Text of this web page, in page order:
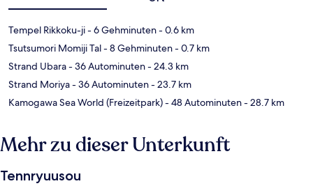
Tempel Rikkoku-ji- 6 Gehminuten- 0.6 km
Tsutsumori Momiji Tal- 8 Gehminuten- 0.7 km
Strand Ubara- 36 Autominuten- 24.3 km
Strand Moriya- 36 Autominuten- 23.7 km
Kamogawa Sea World (Freizeitpark)- 48 Autominuten- 28.7 km
Mehr zu dieser Unterkunft
Tennryuusou